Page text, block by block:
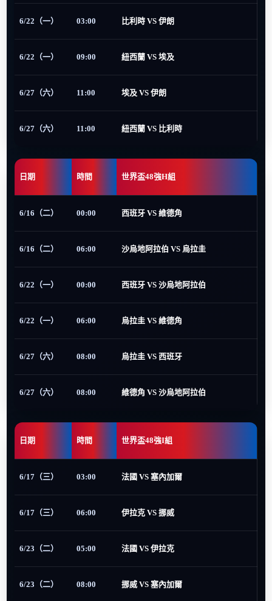
6/22（一） 03:00 比利時 VS 伊朗
6/22（一） 09:00 紐西蘭 VS 埃及
6/27（六） 11:00 埃及 VS 伊朗
6/27（六） 11:00 紐西蘭 VS 比利時
日期 時間 世界盃48強H組
6/16（二） 00:00 西班牙 VS 維德角
6/16（二） 06:00 沙烏地阿拉伯 VS 烏拉圭
6/22（一） 00:00 西班牙 VS 沙烏地阿拉伯
6/22（一） 06:00 烏拉圭 VS 維德角
6/27（六） 08:00 烏拉圭 VS 西班牙
6/27（六） 08:00 維德角 VS 沙烏地阿拉伯
日期 時間 世界盃48強I組
6/17（三） 03:00 法國 VS 塞內加爾
6/17（三） 06:00 伊拉克 VS 挪威
6/23（二） 05:00 法國 VS 伊拉克
6/23（二） 08:00 挪威 VS 塞內加爾